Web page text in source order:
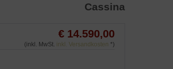
Cassina
€ 14.590,00
(inkl. MwSt. inkl. Versandkosten *)